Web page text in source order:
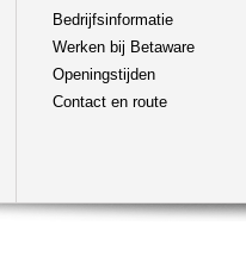
Bedrijfsinformatie
Werken bij Betaware
Openingstijden
Contact en route